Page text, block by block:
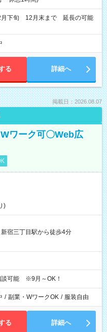
月下旬 12月末まで 延長の可能
る 詳細へ
掲載日：2026.08.07
ワーク可〇Web広
)
新宿三丁目駅から徒歩4分
可能 ※9月～OK！
/ 副業・WワークOK / 服装自由
る 詳細へ